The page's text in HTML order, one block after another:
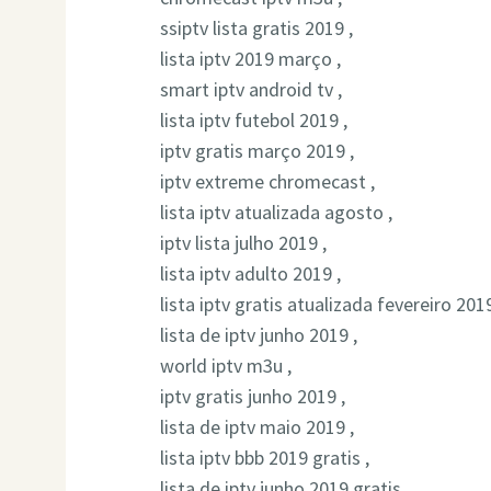
ssiptv lista gratis 2019 ,
lista iptv 2019 março ,
smart iptv android tv ,
lista iptv futebol 2019 ,
iptv gratis março 2019 ,
iptv extreme chromecast ,
lista iptv atualizada agosto ,
iptv lista julho 2019 ,
lista iptv adulto 2019 ,
lista iptv gratis atualizada fevereiro
lista de iptv junho 2019 ,
world iptv m3u ,
iptv gratis junho 2019 ,
lista de iptv maio 2019 ,
lista iptv bbb 2019 gratis ,